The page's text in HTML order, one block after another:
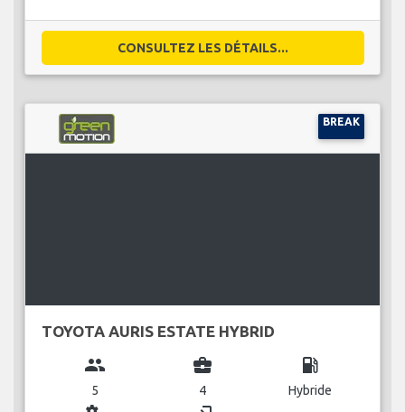
CONSULTEZ LES DÉTAILS...
BREAK
TOYOTA AURIS ESTATE HYBRID
group
5
business_center
4
local_gas_station
Hybride